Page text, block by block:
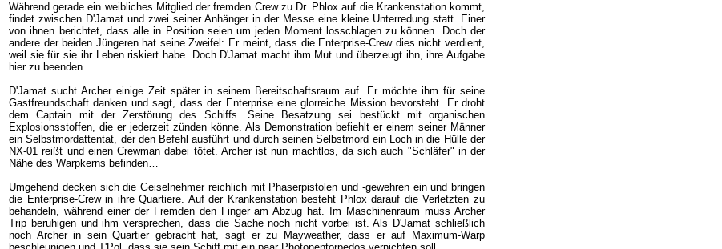
Während gerade ein weibliches Mitglied der fremden Crew zu Dr. Phlox auf die Krankenstation kommt,
findet zwischen D'Jamat und zwei seiner Anhänger in der Messe eine kleine Unterredung statt. Einer
von ihnen berichtet, dass alle in Position seien um jeden Moment losschlagen zu können. Doch der
andere der beiden Jüngeren hat seine Zweifel: Er meint, dass die Enterprise-Crew dies nicht verdient,
weil sie für sie ihr Leben riskiert habe. Doch D'Jamat macht ihm Mut und überzeugt ihn, ihre Aufgabe
hier zu beenden.
D'Jamat sucht Archer einige Zeit später in seinem Bereitschaftsraum auf. Er möchte ihm für seine
Gastfreundschaft danken und sagt, dass der Enterprise eine glorreiche Mission bevorsteht. Er droht
dem Captain mit der Zerstörung des Schiffs. Seine Besatzung sei bestückt mit organischen
Explosionsstoffen, die er jederzeit zünden könne. Als Demonstration befiehlt er einem seiner Männer
ein Selbstmordattentat, der den Befehl ausführt und durch seinen Selbstmord ein Loch in die Hülle der
NX-01 reißt und einen Crewman dabei tötet. Archer ist nun machtlos, da sich auch "Schläfer" in der
Nähe des Warpkerns befinden…
Umgehend decken sich die Geiselnehmer reichlich mit Phaserpistolen und -gewehren ein und bringen
die Enterprise-Crew in ihre Quartiere. Auf der Krankenstation besteht Phlox darauf die Verletzten zu
behandeln, während einer der Fremden den Finger am Abzug hat. Im Maschinenraum muss Archer
Trip beruhigen und ihm versprechen, dass die Sache noch nicht vorbei ist. Als D'Jamat schließlich
noch Archer in sein Quartier gebracht hat, sagt er zu Mayweather, dass er auf Maximum-Warp